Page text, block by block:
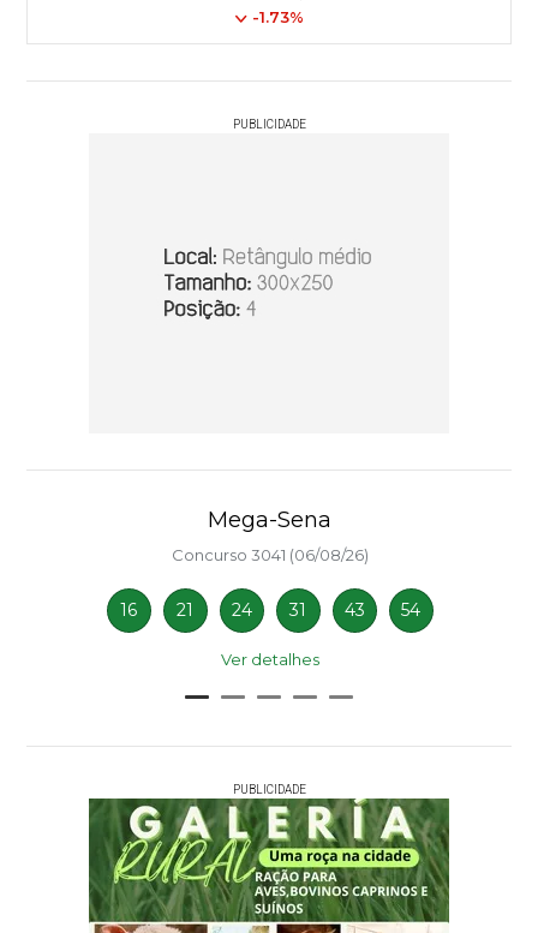
-1.73%
PUBLICIDADE
Mega-Sena
Concurso 3041 (06/08/26)
16 21 24 31 43 54
Ver detalhes
PUBLICIDADE